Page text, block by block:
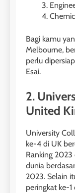
Bagi kamu
Melbourne,
perlu
Esai.
2.
United
University
ke-4 di UK
Ranking
dunia
2023. Selain
peringkat ke-